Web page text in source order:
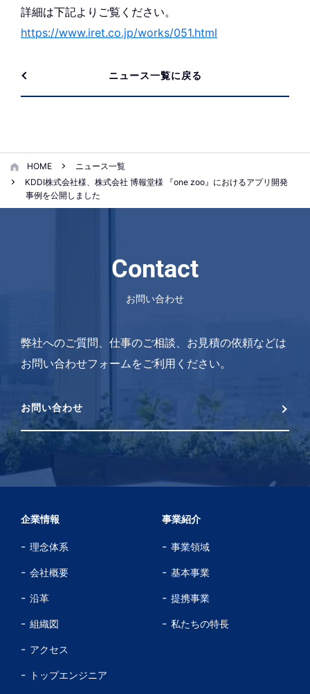
詳細は下記よりご覧ください。
https://www.iret.co.jp/works/051.html
ニュース一覧に戻る
HOME
ニュース一覧
KDDI株式会社様、株式会社 博報堂様 『one zoo』におけるアプリ開発
事例を公開しました
Contact
お問い合わせ
弊社へのご質問、仕事のご相談、お見積の依頼などは
お問い合わせフォームをご利用ください。
お問い合わせ
企業情報
理念体系
会社概要
沿革
組織図
アクセス
トップエンジニア
事業紹介
事業領域
基本事業
提携事業
私たちの特長